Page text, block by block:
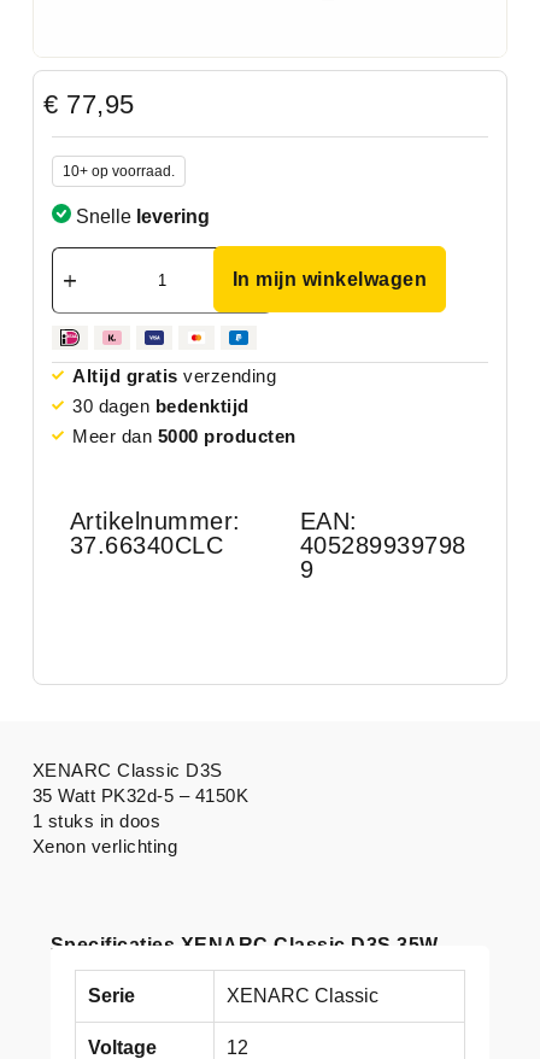
€ 77,95
10+ op voorraad.
Snelle levering
In mijn winkelwagen
Altijd gratis verzending
30 dagen bedenktijd
Meer dan 5000 producten
Artikelnummer:
37.66340CLC
EAN:
405289939798
9
Specificaties XENARC Classic D3S 35W
Serie XENARC Classic
Voltage 12
XENARC Classic D3S
35 Watt PK32d-5 – 4150K
1 stuks in doos
Xenon verlichting